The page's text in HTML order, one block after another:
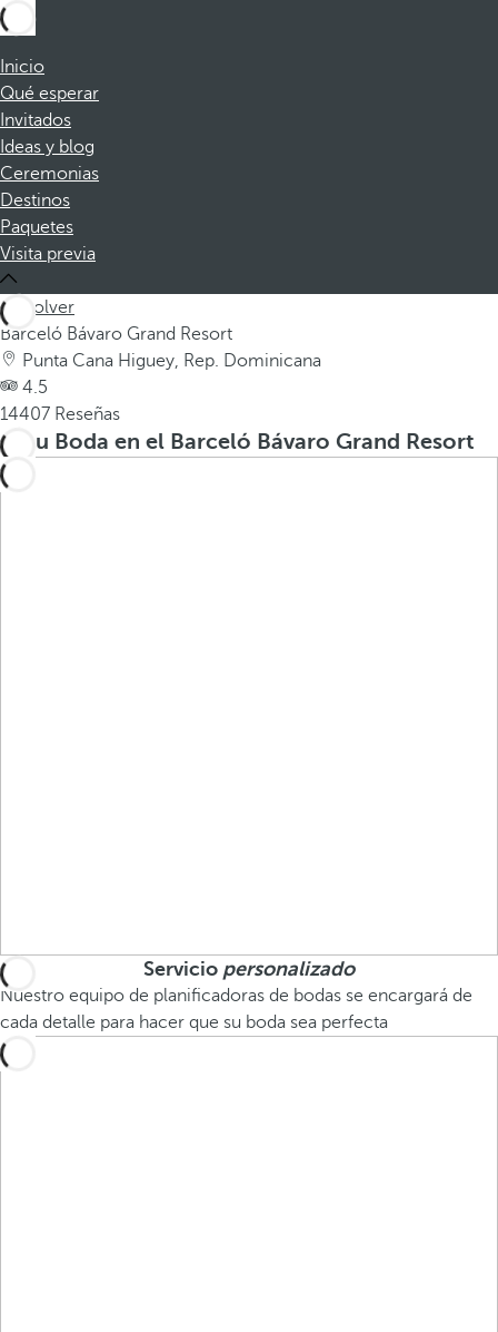
Inicio
Qué esperar
Invitados
Ideas y blog
Ceremonias
Destinos
Paquetes
Visita previa
Volver
Barceló Bávaro Grand Resort
Punta Cana Higuey, Rep. Dominicana
4.5
14407 Reseñas
Su Boda en el Barceló Bávaro Grand Resort
Servicio personalizado
Nuestro equipo de planificadoras de bodas se encargará de
cada detalle para hacer que su boda sea perfecta